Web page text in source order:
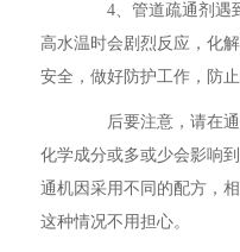
4、管道疏通剂遇
高水温时会剧烈反应，化
安全，做好防护工作，防止
后要注意，请在通
化学成分或多或少会影响
通机因采用不同的配方，
这种情况不用担心。